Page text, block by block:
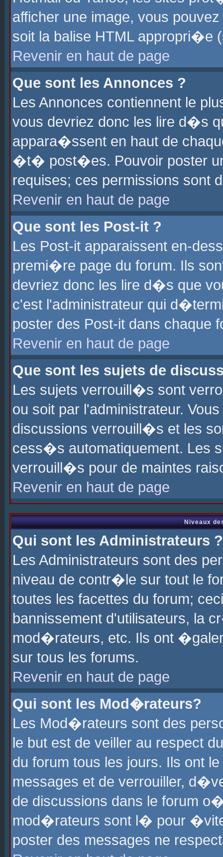
afficher une image, vous
soit la balise HTML
Revenir en haut de page
Que sont les Annonces ?
Les Annonces contiennent le
vous devriez donc les lire d�s
appara�ssent en haut de
�t� post�es. Pouvoir poster
requises; ces permissions sont
Revenir en haut de page
Que sont les Post-it ?
Les Post-it apparaissent en-
premi�re page du forum. Ils
devriez donc les lire d�s que
c'est l'administrateur qui
poster des Post-it dans chaque
Revenir en haut de page
Que sont les sujets de
Les sujets verrouill�s sont
ou soit par l'administrateur.
discussions verrouill�s et les
cess�s automatiquement. Les
verrouill�s pour de maintes
Revenir en haut de page
Niveaux
Qui sont les Administrateurs ?
Les Administrateurs sont des
niveau de contr�le sur tout le
toutes les facettes du forum;
bannissement d'utilisateurs, la
mod�rateurs, etc. Ils ont
sur tous les forums.
Revenir en haut de page
Qui sont les Mod�rateurs?
Les Mod�rateurs sont des
le but est de veiller au respect
du forum tous les jours. Ils ont
messages et de verrouiller,
de discussions dans le forum
mod�rateurs sont l� pour
poster des messages ne